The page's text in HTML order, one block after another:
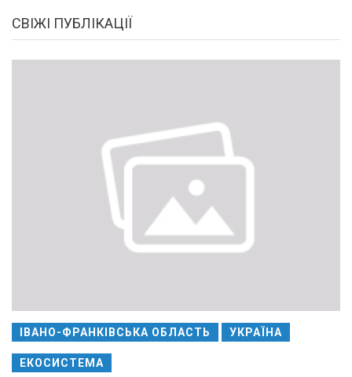
СВІЖІ ПУБЛІКАЦІЇ
ІВАНО-ФРАНКІВСЬКА ОБЛАСТЬ УКРАЇНА
ЕКОСИСТЕМА